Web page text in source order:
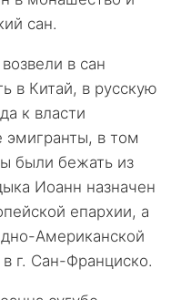
сан.
в сан
в Китай, в русскую
к власти
эмигранты, в том
были бежать из
Иоанн назначен
епархии, а
Американской
г. Сан-Франциско.